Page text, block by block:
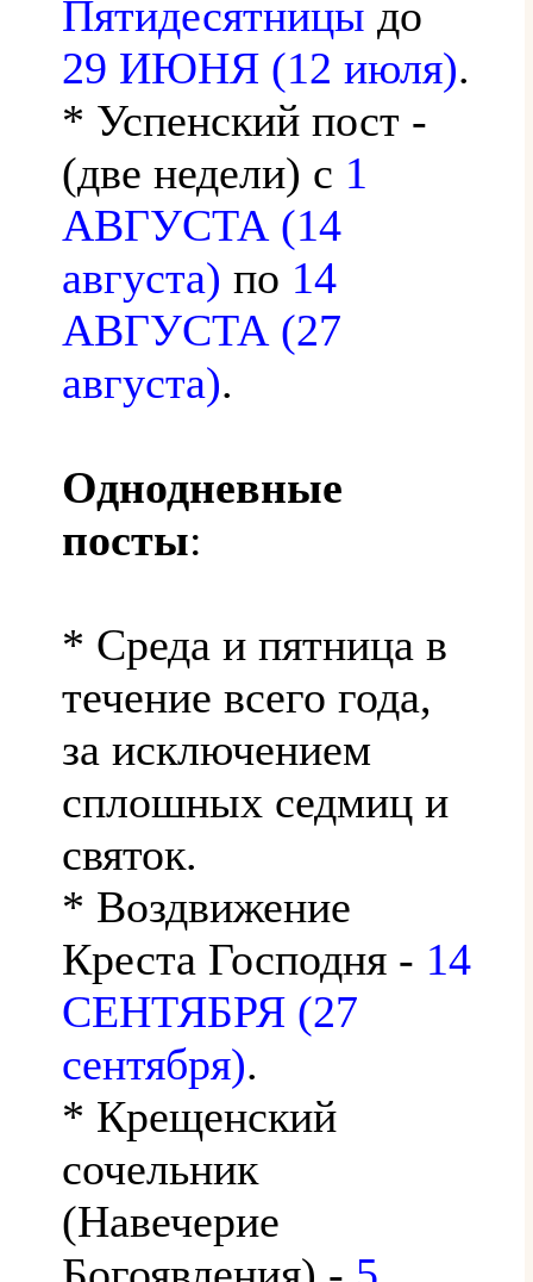
Пятидесятницы до
29 ИЮНЯ (12 июля).
* Успенский пост -
(две недели) с 1
АВГУСТА (14
августа) по 14
АВГУСТА (27
августа).
Однодневные
посты:
* Среда и пятница в
течение всего года,
за исключением
сплошных седмиц и
святок.
* Воздвижение
Креста Господня - 14
СЕНТЯБРЯ (27
сентября).
* Крещенский
сочельник
(Навечерие